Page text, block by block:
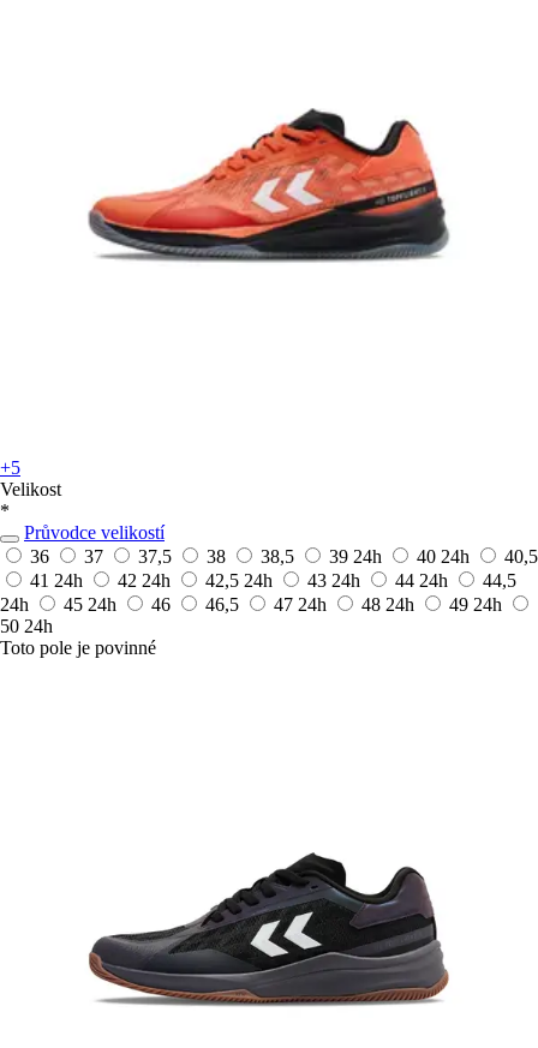
+5
Velikost
*
Průvodce velikostí
36
37 37,5 38 38,5 39 24h 40 24h
40,5
41 24h 42 24h 42,5 24h 43 24h 44 24h
44,5
24h
45 24h 46 46,5 47 24h 48 24h 49 24h
50 24h
Toto pole je povinné